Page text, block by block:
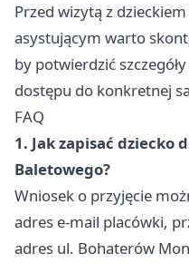
Przed wizytą z
asystującym warto
by potwierdzić
dostępu do konkretnej
FAQ
1. Jak zapisać dziecko
Baletowego?
Wniosek o przyjęcie
adres e-mail placówki,
adres ul. Bohaterów